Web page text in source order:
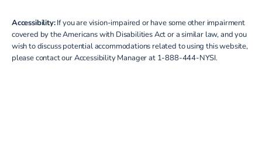
Accessibility:If you are vision-impaired or have some other impairment
covered by the Americans with Disabilities Act or a similar law, and you
wish to discuss potential accommodations related to using this website,
please contact our Accessibility Manager at 1-888-444-NYSI.